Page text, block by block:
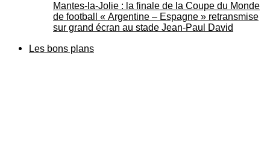
Mantes-la-Jolie : la finale de la Coupe du Monde
de football « Argentine – Espagne » retransmise
sur grand écran au stade Jean-Paul David
Les bons plans